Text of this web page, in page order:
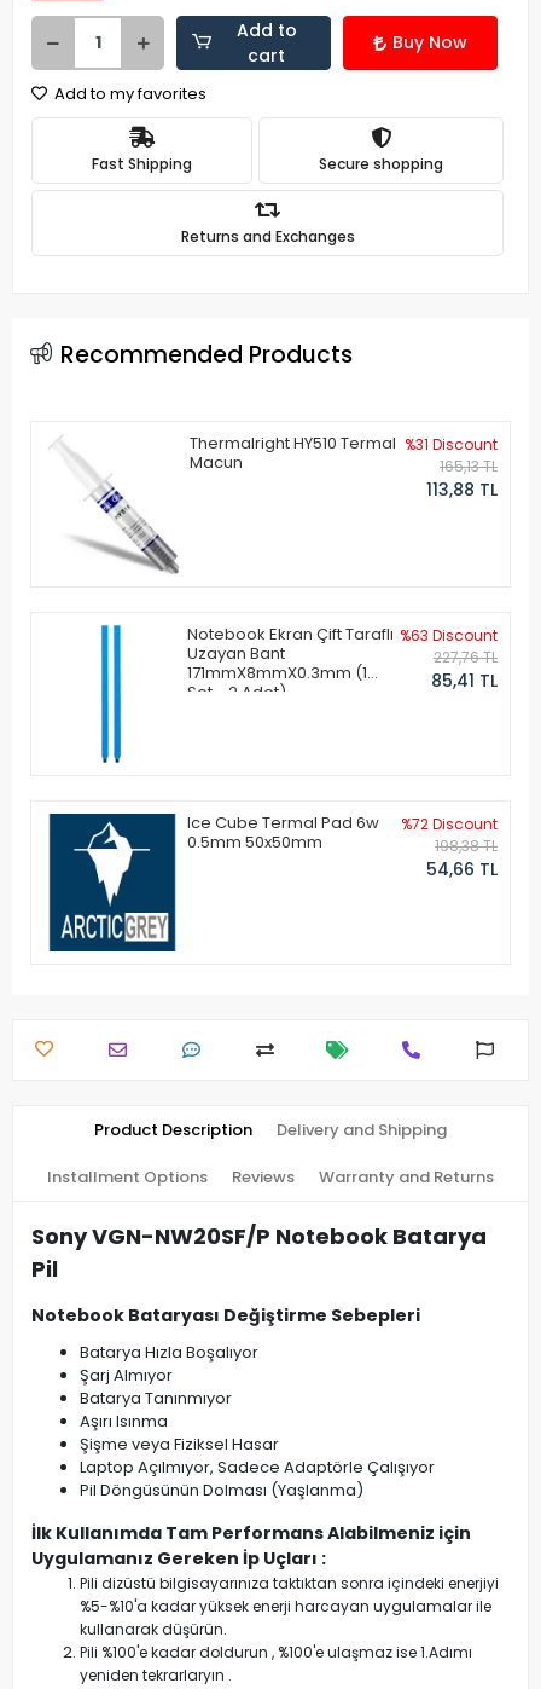
Add to
cart
Buy Now
Add to my favorites
Fast Shipping Secure shopping
Returns and Exchanges
Recommended Products
Thermalright HY510 Termal
Macun
%31 Discount
165,13 TL
113,88 TL
Notebook Ekran Çift Taraflı
Uzayan Bant
171mmX8mmX0.3mm (1
Set - 2 Adet)
%63 Discount
227,76 TL
85,41 TL
Ice Cube Termal Pad 6w
0.5mm 50x50mm
%72 Discount
198,38 TL
54,66 TL
Product Description Delivery and Shipping
Installment Options Reviews Warranty and Returns
Sony VGN-NW20SF/P Notebook Batarya
Pil
Notebook Bataryası Değiştirme Sebepleri
Batarya Hızla Boşalıyor
Şarj Almıyor
Batarya Tanınmıyor
Aşırı Isınma
Şişme veya Fiziksel Hasar
Laptop Açılmıyor, Sadece Adaptörle Çalışıyor
Pil Döngüsünün Dolması (Yaşlanma)
İlk Kullanımda Tam Performans Alabilmeniz için
Uygulamanız Gereken İp Uçları :
Pili dizüstü bilgisayarınıza taktıktan sonra içindeki enerjiyi
%5-%10'a kadar yüksek enerji harcayan uygulamalar ile
kullanarak düşürün.
Pili %100'e kadar doldurun , %100'e ulaşmaz ise 1.Adımı
yeniden tekrarlaryın .